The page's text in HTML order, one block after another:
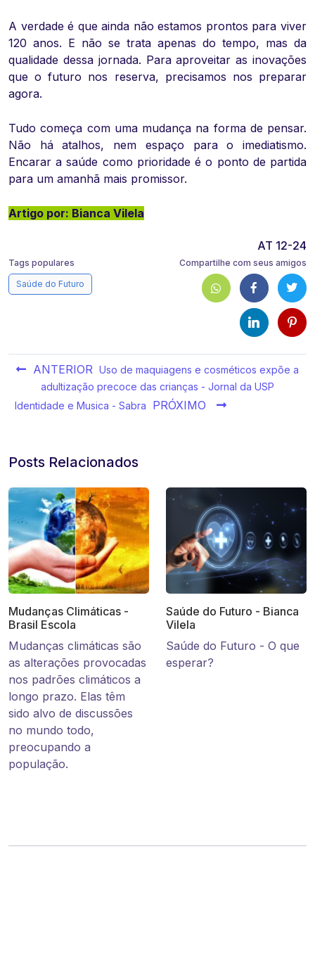
A verdade é que ainda não estamos prontos para viver
120 anos. E não se trata apenas do tempo, mas da
qualidade dessa jornada. Para aproveitar as inovações
que o futuro nos reserva, precisamos nos preparar
agora.
Tudo começa com uma mudança na forma de pensar.
Não há atalhos, nem espaço para o imediatismo.
Encarar a saúde como prioridade é o ponto de partida
para um amanhã mais promissor.
Artigo por: Bianca Vilela
AT 12-24
Tags populares
Saúde do Futuro
Compartilhe com seus amigos
ANTERIOR Uso de maquiagens e cosméticos expõe a
adultização precoce das crianças - Jornal da USP
Identidade e Musica - Sabra
PRÓXIMO
Posts Relacionados
Mudanças Climáticas -
Brasil Escola
Mudanças climáticas são
as alterações provocadas
nos padrões climáticos a
longo prazo. Elas têm
sido alvo de discussões
no mundo todo,
preocupando a
população.
Saúde do Futuro - Bianca
Vilela
Saúde do Futuro - O que
esperar?